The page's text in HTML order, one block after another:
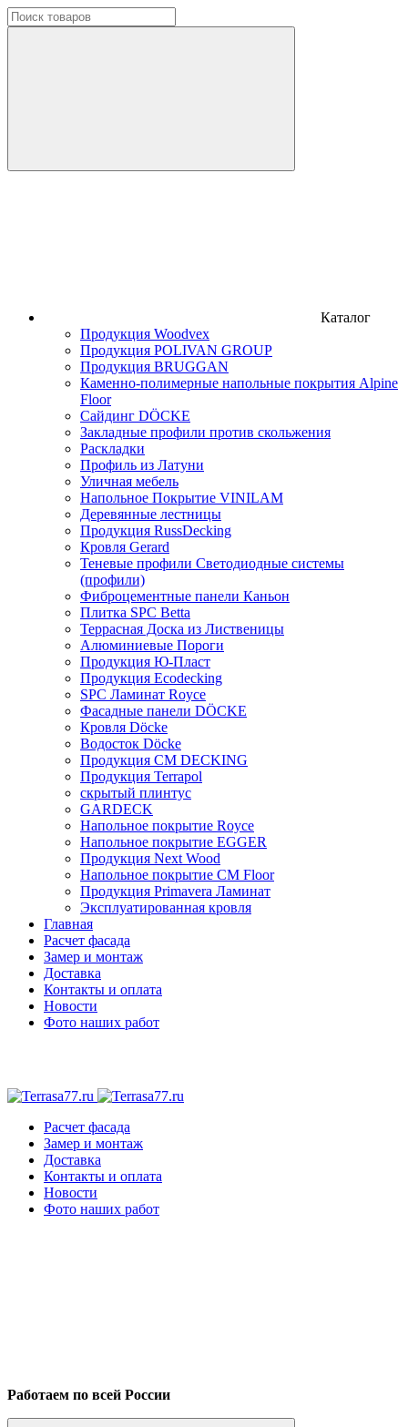
Каталог
Продукция Woodvex
Продукция POLIVAN GROUP
Продукция BRUGGAN
Каменно-полимерные напольные покрытия Alpine
Floor
Сайдинг DÖCKE
Закладные профили против скольжения
Раскладки
Профиль из Латуни
Уличная мебель
Напольное Покрытие VINILAM
Деревянные лестницы
Продукция RussDecking
Кровля Gerard
Теневые профили Светодиодные системы
(профили)
Фиброцементные панели Каньон
Плитка SPC Betta
Террасная Доска из Лиственицы
Алюминиевые Пороги
Продукция Ю-Пласт
Продукция Ecodecking
SPC Ламинат Royce
Фасадные панели DÖCKE
Кровля Döcke
Водосток Döcke
Продукция CM DECKING
Продукция Terrapol
скрытый плинтус
GARDECK
Напольное покрытие Royce
Напольное покрытие EGGER
Продукция Next Wood
Напольное покрытие CM Floor
Продукция Primavera Ламинат
Эксплуатированная кровля
Главная
Расчет фасада
Замер и монтаж
Доставка
Контакты и оплата
Новости
Фото наших работ
Расчет фасада
Замер и монтаж
Доставка
Контакты и оплата
Новости
Фото наших работ
Работаем по всей России